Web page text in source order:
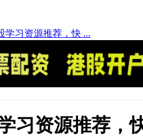
学习资源推荐，快 ...
习资源推荐，